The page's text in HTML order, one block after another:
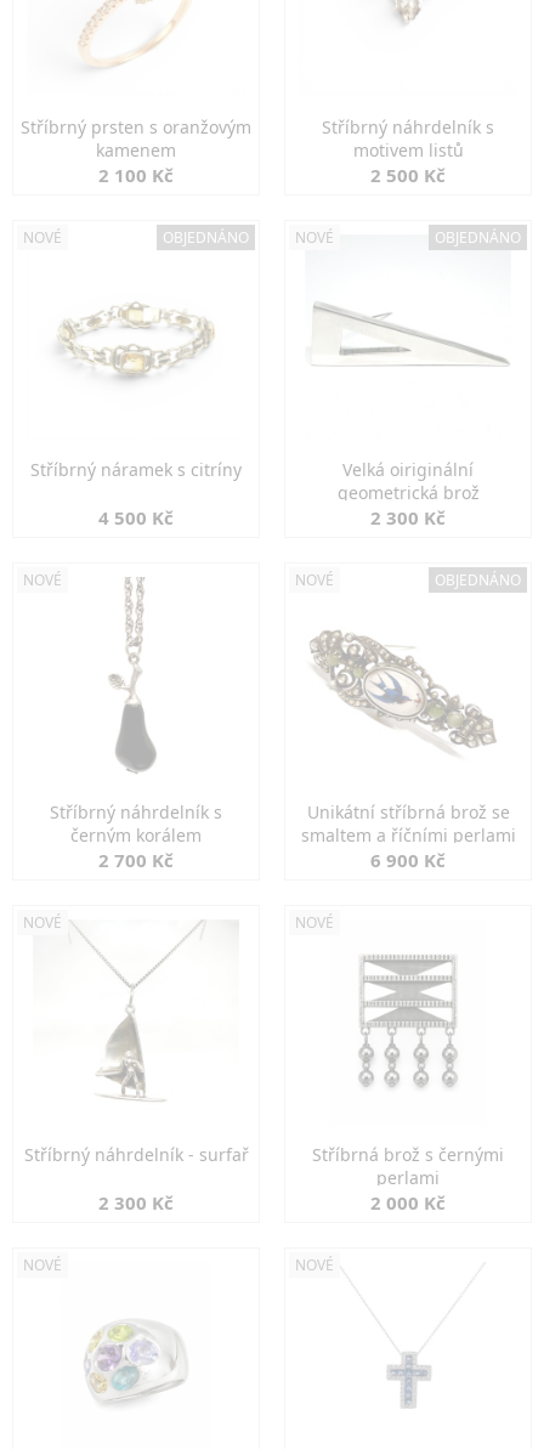
Stříbrný prsten s oranžovým
kamenem
2 100 Kč
Stříbrný náhrdelník s
motivem listů
2 500 Kč
NOVÉ OBJEDNÁNO
Stříbrný náramek s citríny
4 500 Kč
NOVÉ OBJEDNÁNO
Velká oiriginální
geometrická brož
2 300 Kč
NOVÉ
Stříbrný náhrdelník s
černým korálem
2 700 Kč
NOVÉ OBJEDNÁNO
Unikátní stříbrná brož se
smaltem a říčními perlami
6 900 Kč
NOVÉ
Stříbrný náhrdelník - surfař
2 300 Kč
NOVÉ
Stříbrná brož s černými
perlami
2 000 Kč
NOVÉ NOVÉ